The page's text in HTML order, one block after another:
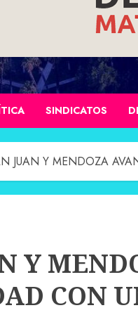
SINDICATOS
JUAN Y MENDOZA
Y
CON